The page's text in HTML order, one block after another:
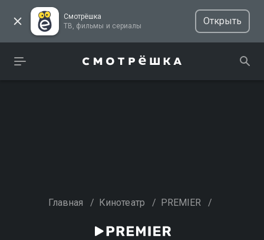
Смотрёшка
ТВ, фильмы и сериалы
Открыть
Главная / Кинотеатр / PREMIER /